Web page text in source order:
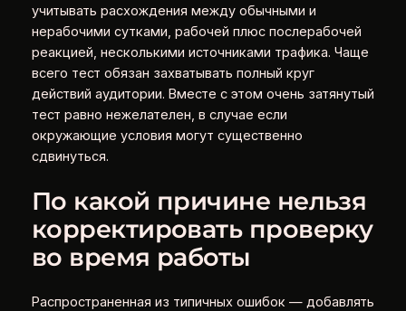
учитывать расхождения между обычными и
нерабочими сутками, рабочей плюс послерабочей
реакцией, несколькими источниками трафика. Чаще
всего тест обязан захватывать полный круг
действий аудитории. Вместе с этом очень затянутый
тест равно нежелателен, в случае если
окружающие условия могут существенно
сдвинуться.
По какой причине нельзя
корректировать проверку
во время работы
Распространенная из типичных ошибок — добавлять